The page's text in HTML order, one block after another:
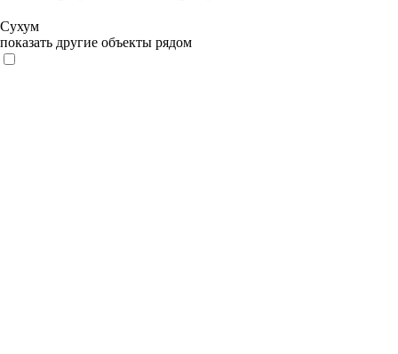
Сухум
показать другие объекты рядом